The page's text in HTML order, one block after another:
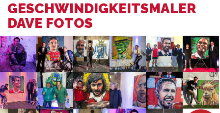
GESCHWINDIGKEITSMALER
DAVE FOTOS